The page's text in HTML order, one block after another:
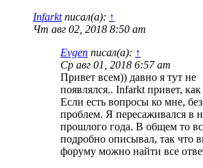
Infarktписал(а): ↑
Чт авг 02, 2018 8:50 am
Evgen писал(а): ↑
Ср авг 01, 2018 6:57 am
Привет всем)) давно я тут не
появлялся.. Infarkt привет,
Если есть вопросы ко мне, без
проблем. Я пересаживался в
прошлого года. В общем то
подробно описывал, так что
форуму можно найти все